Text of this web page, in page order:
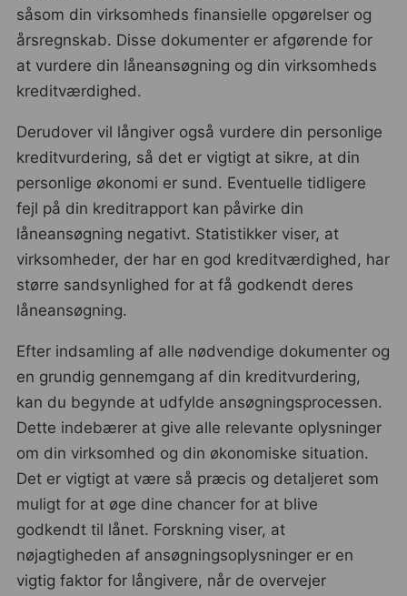
såsom din virksomheds finansielle opgørelser og
årsregnskab. Disse dokumenter er afgørende for
at vurdere din låneansøgning og din virksomheds
kreditværdighed.
Derudover vil långiver også vurdere din personlige
kreditvurdering, så det er vigtigt at sikre, at din
personlige økonomi er sund. Eventuelle tidligere
fejl på din kreditrapport kan påvirke din
låneansøgning negativt. Statistikker viser, at
virksomheder, der har en god kreditværdighed, har
større sandsynlighed for at få godkendt deres
låneansøgning.
Efter indsamling af alle nødvendige dokumenter og
en grundig gennemgang af din kreditvurdering,
kan du begynde at udfylde ansøgningsprocessen.
Dette indebærer at give alle relevante oplysninger
om din virksomhed og din økonomiske situation.
Det er vigtigt at være så præcis og detaljeret som
muligt for at øge dine chancer for at blive
godkendt til lånet. Forskning viser, at
nøjagtigheden af ansøgningsoplysninger er en
vigtig faktor for långivere, når de overvejer